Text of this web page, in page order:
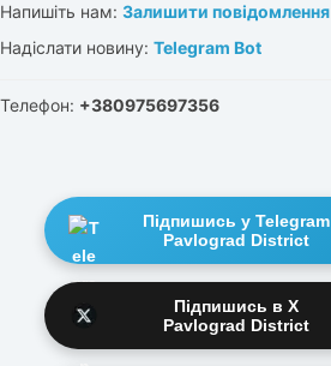
Напишіть нам: Залишити повідомлення
Надіслати новину: Telegram Bot
Телефон: +380975697356
Підпишись у Telegram
Pavlograd District
Підпишись в X
Pavlograd District